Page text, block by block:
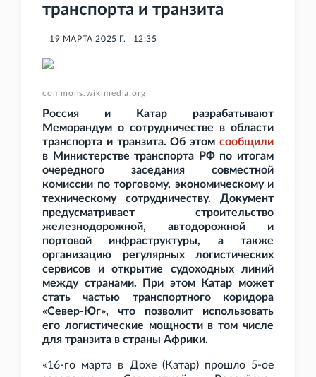
транспорта и транзита
19 МАРТА 2025 Г. 12:35
commons.wikimedia.org
Россия и Катар разрабатывают
Меморандум о сотрудничестве в области
транспорта и транзита. Об этом сообщили
в Министерстве транспорта РФ по итогам
очередного заседания совместной
комиссии по торговому, экономическому и
техническому сотрудничеству. Документ
предусматривает строительство
железнодорожной, автодорожной и
портовой инфраструктуры, а также
организацию регулярных логистических
сервисов и открытие судоходных линий
между странами. При этом Катар может
стать частью транспортного коридора
«Север-Юг», что позволит использовать
его логистические мощности в том числе
для транзита в страны Африки.
«16-го марта в Дохе (Катар) прошло 5-ое